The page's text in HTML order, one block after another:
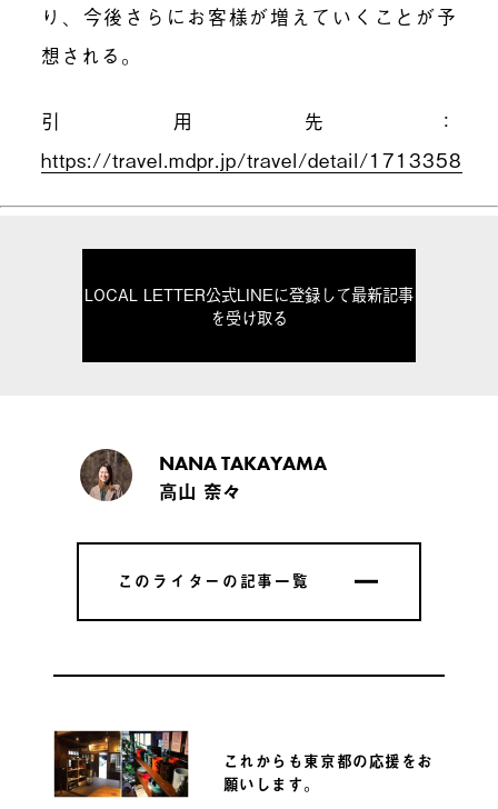
り、今後さらにお客様が増えていくことが予
想される。
引用先：
https://travel.mdpr.jp/travel/detail/1713358
LOCAL LETTER公式LINEに登録して最新記事
を受け取る
NANA TAKAYAMA
高山 奈々
このライターの記事一覧
このライターの記事一覧
これからも東京都の応援をお
願いします。